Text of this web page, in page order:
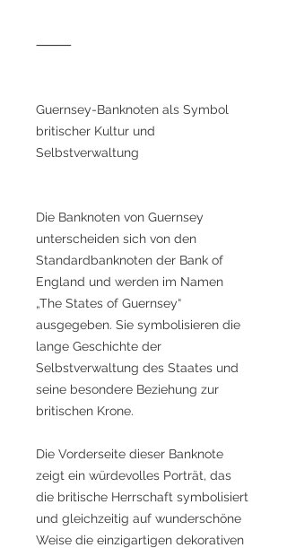
⸻
Guernsey-Banknoten als Symbol
britischer Kultur und
Selbstverwaltung
Die Banknoten von Guernsey
unterscheiden sich von den
Standardbanknoten der Bank of
England und werden im Namen
„The States of Guernsey“
ausgegeben. Sie symbolisieren die
lange Geschichte der
Selbstverwaltung des Staates und
seine besondere Beziehung zur
britischen Krone.
Die Vorderseite dieser Banknote
zeigt ein würdevolles Porträt, das
die britische Herrschaft symbolisiert
und gleichzeitig auf wunderschöne
Weise die einzigartigen dekorativen